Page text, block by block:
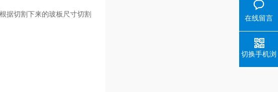
据切割下来的玻板尺寸切割
在线留言
切换手机浏